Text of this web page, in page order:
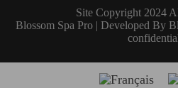
Site Copyright 2024
Blossom Spa Pro | Developed By